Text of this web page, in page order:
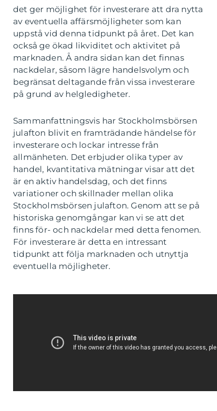
det ger möjlighet för investerare att dra nytta
av eventuella affärsmöjligheter som kan
uppstå vid denna tidpunkt på året. Det kan
också ge ökad likviditet och aktivitet på
marknaden. Å andra sidan kan det finnas
nackdelar, såsom lägre handelsvolym och
begränsat deltagande från vissa investerare
på grund av helgledigheter.
Sammanfattningsvis har Stockholmsbörsen
julafton blivit en framträdande händelse för
investerare och lockar intresse från
allmänheten. Det erbjuder olika typer av
handel, kvantitativa mätningar visar att det
är en aktiv handelsdag, och det finns
variationer och skillnader mellan olika
Stockholmsbörsen julafton. Genom att se på
historiska genomgångar kan vi se att det
finns för- och nackdelar med detta fenomen.
För investerare är detta en intressant
tidpunkt att följa marknaden och utnyttja
eventuella möjligheter.